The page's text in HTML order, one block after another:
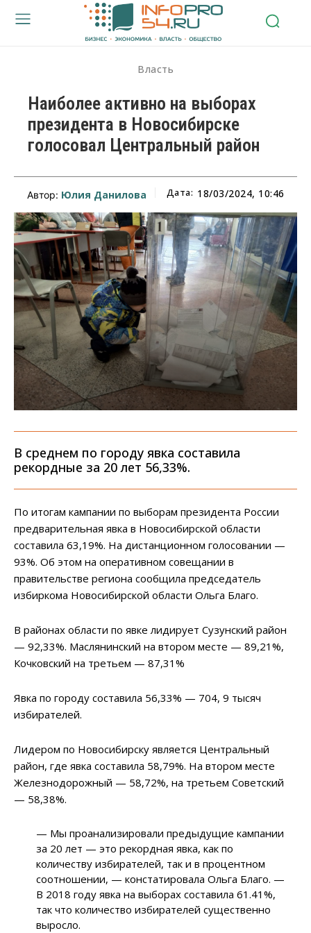
Власть
Наиболее активно на выборах
президента в Новосибирске
голосовал Центральный район
Автор: Юлия Данилова Дата: 18/03/2024, 10:46
В среднем по городу явка составила
рекордные за 20 лет 56,33%.
По итогам кампании по выборам президента России
предварительная явка в Новосибирской области
составила 63,19%. На дистанционном голосовании —
93%. Об этом на оперативном совещании в
правительстве региона сообщила председатель
избиркома Новосибирской области Ольга Благо.
В районах области по явке лидирует Сузунский район
— 92,33%. Маслянинский на втором месте — 89,21%,
Кочковский на третьем — 87,31%
Явка по городу составила 56,33% — 704, 9 тысяч
избирателей.
Лидером по Новосибирску является Центральный
район, где явка составила 58,79%. На втором месте
Железнодорожный — 58,72%, на третьем Советский
— 58,38%.
— Мы проанализировали предыдущие кампании
за 20 лет — это рекордная явка, как по
количеству избирателей, так и в процентном
соотношении, — констатировала Ольга Благо. —
В 2018 году явка на выборах составила 61.41%,
так что количество избирателей существенно
выросло.